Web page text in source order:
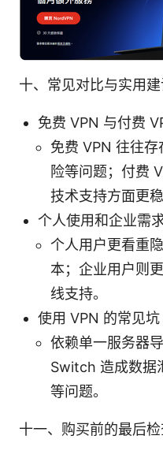
十、常见对比与实用建
免费 VPN 与付费
免费 VPN 往往
险等问题；付费
技术支持方面更稳
个人使用和企业需
个人用户更看重
本；企业用户则
线支持。
使用 VPN 的常见坑
依赖单一服务器
Switch 造成数据
等问题。
十一、购买前的最后